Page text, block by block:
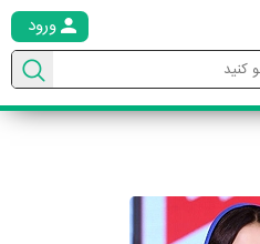
ورود